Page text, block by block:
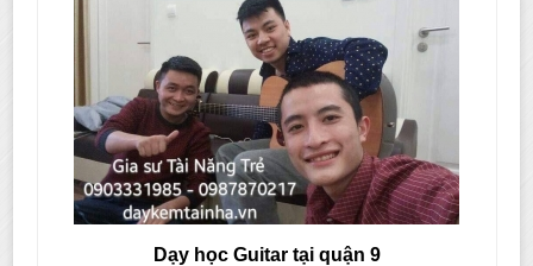
Dạy học Guitar tại quận 9